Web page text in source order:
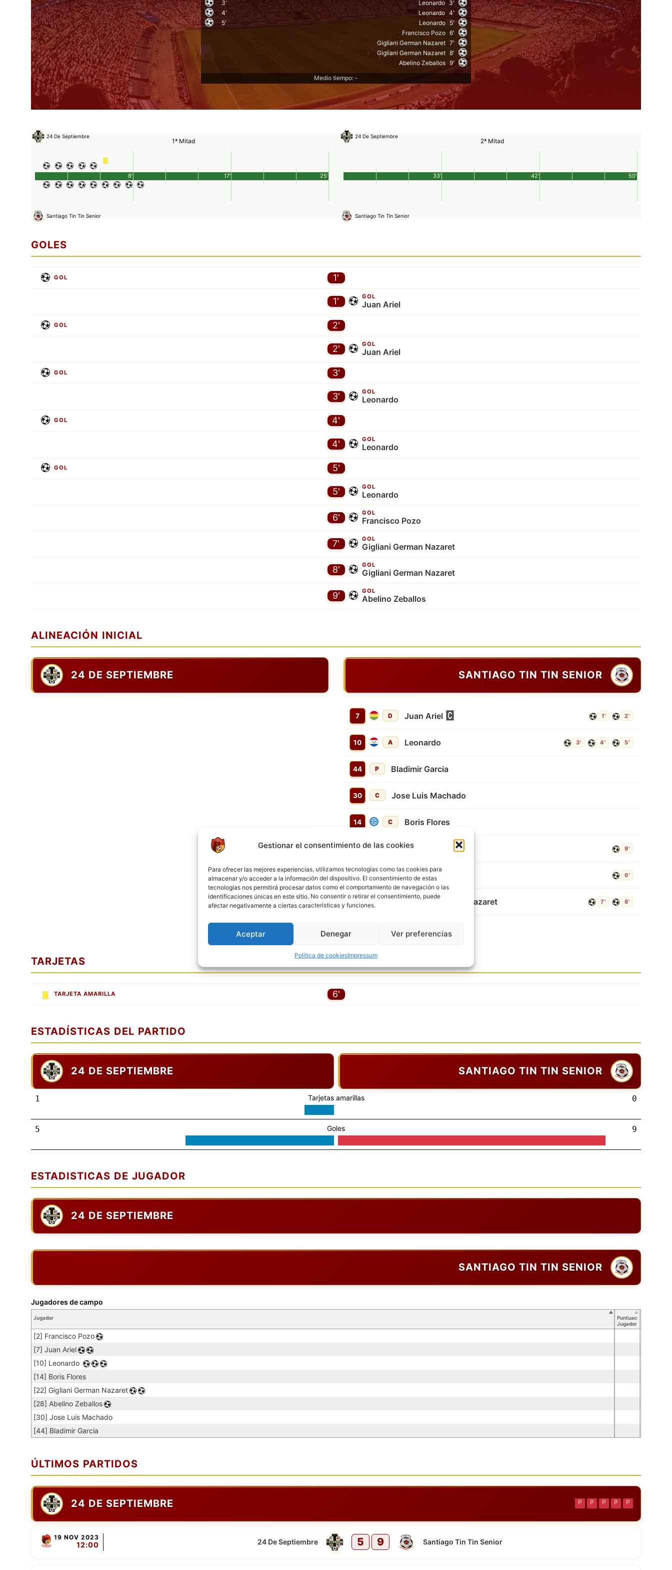
Gestionar el consentimiento de las cookies
Para ofrecer las mejores experiencias, utilizamos tecnologías como las cookies para
almacenar y/o acceder a la información del dispositivo. El consentimiento de estas
tecnologías nos permitirá procesar datos como el comportamiento de navegación o las
identificaciones únicas en este sitio. No consentir o retirar el consentimiento, puede
afectar negativamente a ciertas características y funciones.
Aceptar Denegar Ver preferencias
Política de cookiesImpressum
3'
4'
5'
Leonardo 3'
Leonardo 4'
Leonardo 5'
Francisco Pozo 6'
Gigliani German Nazaret 7'
Gigliani German Nazaret 8'
Abelino Zeballos 9'
Medio tiempo: -
24 De Septiembre
1ª Mitad
Santiago Tin Tin Senior
25'
8' 17'
24 De Septiembre
2ª Mitad
Santiago Tin Tin Senior
50'
33' 42'
GOLES
GOL 1'
1' GOL
Juan Ariel
GOL 2'
2' GOL
Juan Ariel
GOL 3'
3' GOL
Leonardo
GOL 4'
4' GOL
Leonardo
GOL 5'
5' GOL
Leonardo
6' GOL
Francisco Pozo
7' GOL
Gigliani German Nazaret
8' GOL
Gigliani German Nazaret
9' GOL
Abelino Zeballos
ALINEACIÓN INICIAL
24 DE SEPTIEMBRE SANTIAGO TIN TIN SENIOR
7 D Juan Ariel 1' 2'
10 A Leonardo 3' 4' 5'
44 P Bladimir Garcia
30 C Jose Luis Machado
14 C Boris Flores
28 D Abelino Zeballos 9'
2 D Francisco Pozo 6'
22 Gigliani German Nazaret 7' 8'
TARJETAS
TARJETA AMARILLA 6'
ESTADÍSTICAS DEL PARTIDO
24 DE SEPTIEMBRE SANTIAGO TIN TIN SENIOR
1 Tarjetas amarillas 0
5 Goles 9
ESTADISTICAS DE JUGADOR
24 DE SEPTIEMBRE
SANTIAGO TIN TIN SENIOR
Jugador
Puntuación
Jugador
[2] Francisco Pozo
[7] Juan Ariel
[10] Leonardo
[14] Boris Flores
[22] Gigliani German Nazaret
[28] Abelino Zeballos
[30] Jose Luis Machado
[44] Bladimir Garcia
Jugadores de campo
ÚLTIMOS PARTIDOS
24 DE SEPTIEMBRE P P P P P
19 NOV 2023
12:00 24 De Septiembre 5 9 Santiago Tin Tin Senior